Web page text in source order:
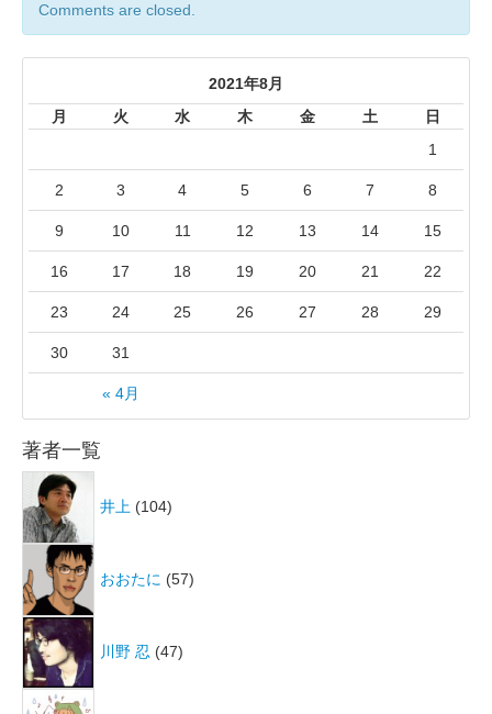
Comments are closed.
2021年8月
月
火 水 木 金 土 日
« 4月
1
2 3 4 5 6 7 8
9 10 11 12 13 14 15
16 17 18 19 20 21 22
23 24 25 26 27 28 29
30 31
著者一覧
井上 (104)
おおたに (57)
川野 忍 (47)